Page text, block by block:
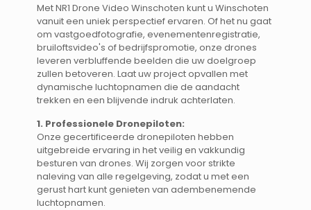
Met NR1 Drone Video Winschoten kunt u Winschoten
vanuit een uniek perspectief ervaren. Of het nu gaat
om vastgoedfotografie, evenementenregistratie,
bruiloftsvideo's of bedrijfspromotie, onze drones
leveren verbluffende beelden die uw doelgroep
zullen betoveren. Laat uw project opvallen met
dynamische luchtopnamen die de aandacht
trekken en een blijvende indruk achterlaten.
1. Professionele Dronepiloten:
Onze gecertificeerde dronepiloten hebben
uitgebreide ervaring in het veilig en vakkundig
besturen van drones. Wij zorgen voor strikte
naleving van alle regelgeving, zodat u met een
gerust hart kunt genieten van adembenemende
luchtopnamen.